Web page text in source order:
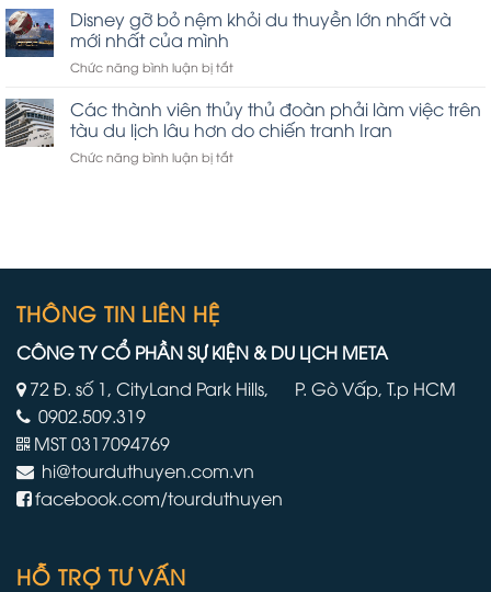
toàn
vịnh
Long
thuyền
Hạ
đắt
dịp
lễ
30-
4
Disney gỡ bỏ nệm khỏi du thuyền lớn nhất và
mới nhất của mình
Chức năng bình luận bị tắtở
bỏ
nệm
khỏi
mới
Các thành viên thủy thủ đoàn phải làm việc trên
tàu du lịch lâu hơn do chiến tranh Iran
Chức năng bình luận bị tắtở
đoàn
trên
tàu
lịch
chiến
Iran
THÔNG TIN LIÊN HỆ
CÔNG TY CỔ PHẦN SỰ KIỆN & DU LỊCH META
72 Đ. số 1, CityLand Park Hills, P. Gò Vấp, T.p HCM
0902.509.319
MST 0317094769
hi@tourduthuyen.com.vn
facebook.com/tourduthuyen
HỖ TRỢ TƯ VẤN